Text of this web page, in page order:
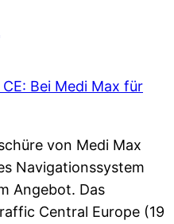
von Medi Max
Navigationssystem
Angebot. Das
Central Europe (19